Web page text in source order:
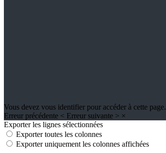
Vous devez vous identifier pour accéder à cette page.
Erreur précédente < Erreur suivante > ×
Exporter les lignes sélectionnées
Exporter toutes les colonnes
Exporter uniquement les colonnes affichées